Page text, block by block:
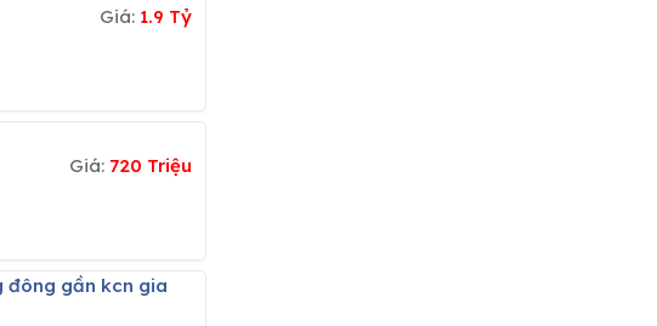
Giá: 1.9 Tỷ
Giá: 720 Triệu